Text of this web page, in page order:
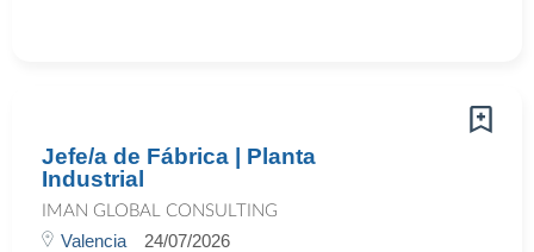
Jefe/a de Fábrica | Planta
Industrial
IMAN GLOBAL CONSULTING
Valencia 24/07/2026